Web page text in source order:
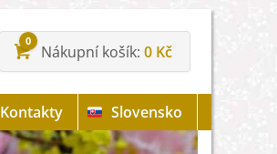
0
Nákupní košík 0 Kč
Kontakty Slovensko